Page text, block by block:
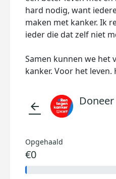
hard nodig, want
maken met kanker. Ik
ieder die dat zelf niet
Samen kunnen we het
kanker. Voor het leven.
arrow_back
Opgehaald
€0